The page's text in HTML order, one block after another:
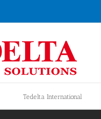
Tedelta International